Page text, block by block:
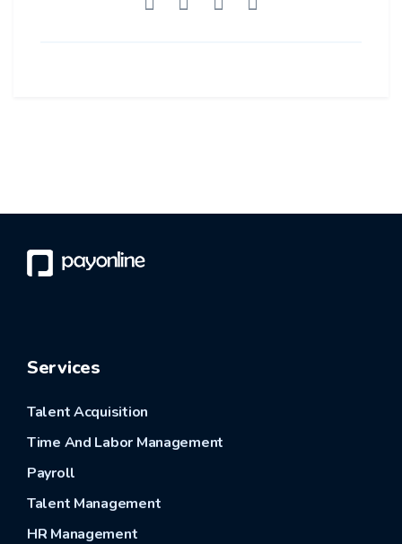
Services
Talent Acquisition
Time And Labor Management
Payroll
Talent Management
HR Management